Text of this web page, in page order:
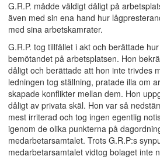
G.R.P. mådde väldigt dåligt på
även med sin ena hand hur
med sina arbetskamrater.
G.R.P. tog tillfället i akt och berättade
bemötandet på arbetsplatsen. Hon
dåligt och berättade att hon inte trivdes
ledningen tog ställning, pratade illa om
skapade konflikter mellan dem. Hon
dåligt av privata skäl. Hon var så
mest irriterad och tog ingen egentlig
igenom de olika punkterna på
medarbetarsamtalet. Trots G.R.P:s
medarbetarsamtalet vidtog bolaget inte